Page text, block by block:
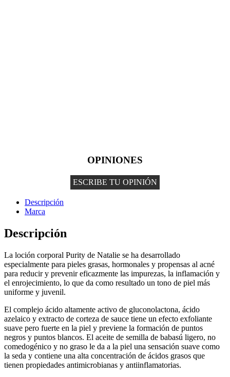
OPINIONES
ESCRIBE TU OPINIÓN
Descripción
Marca
Descripción
La loción corporal Purity de Natalie se ha desarrollado
especialmente para pieles grasas, hormonales y propensas al acné
para reducir y prevenir eficazmente las impurezas, la inflamación y
el enrojecimiento, lo que da como resultado un tono de piel más
uniforme y juvenil.
El complejo ácido altamente activo de gluconolactona, ácido
azelaico y extracto de corteza de sauce tiene un efecto exfoliante
suave pero fuerte en la piel y previene la formación de puntos
negros y puntos blancos. El aceite de semilla de babasú ligero, no
comedogénico y no graso le da a la piel una sensación suave como
la seda y contiene una alta concentración de ácidos grasos que
tienen propiedades antimicrobianas y antiinflamatorias.